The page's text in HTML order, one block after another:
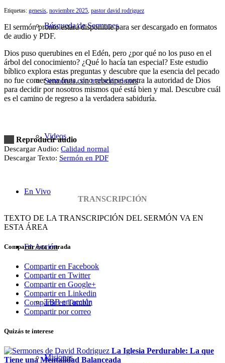
Búsqueda de Sermones
Sermones con transcripciones
Videos
En Vivo
En Acción
TBB en acción
Misiones
Etiquetas: genesis noviembre 2025 pastor david rodriguez
El sermón pronto estará disponible para ser descargado en formatos
de audio y PDF.
Dios puso querubines en el Edén, pero ¿por qué no los puso en el
árbol del conocimiento? ¿Qué lo hacía tan especial? Este estudio
bíblico explora estas preguntas y descubre que la esencia del pecado
no fue comer una fruta, sino rebelarse contra la autoridad de Dios
para decidir por nosotros mismos qué está bien y mal. Descubre cuál
es el camino de regreso a la verdadera sabiduría.
Reproducir audio
Descargar Audio: Calidad normal
Descargar Texto: Sermón en PDF
TRANSCRIPCIÓN
TEXTO DE LA TRANSCRIPCIÓN DEL SERMÓN VA EN
ESTA ÁREA
Compartir esta entrada
Compartir en Facebook
Compartir en Twitter
Compartir en Google+
Compartir en Linkedin
Compartir en Tumblr
Compartir por correo
Quizás te interese
La Iglesia Perdurable: La que
Tiene una Mentalidad Balanceada